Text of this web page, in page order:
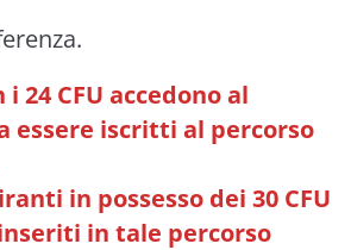
24 CFU accedono al
essere iscritti al percorso
in possesso dei 30 CFU
in tale percorso